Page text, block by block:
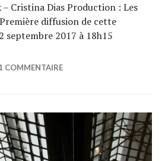
– Cristina Dias Production : Les
diffusion de cette
septembre 2017 à 18h15
URBAIN (12/02) : Galeries
COMMENTAIRE